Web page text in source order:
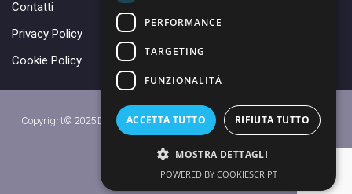
Contatti
Privacy Policy
Cookie Policy
Copyright© 2025 DANY BASKET QUARRATA S.S.D.A.R.L. -Privacy Policy
Made with ♥ by
PERFORMANCE
TARGETING
FUNZIONALITÀ
ACCETTA TUTTO RIFIUTA TUTTO
MOSTRA DETTAGLI
POWERED BY COOKIESCRIPT